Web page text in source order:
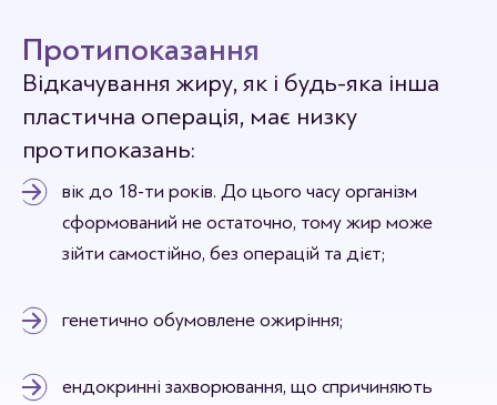
Протипоказання
Відкачування жиру, як і будь-яка інша
пластична операція, має низку
протипоказань:
вік до 18-ти років. До цього часу організм
сформований не остаточно, тому жир може
зійти самостійно, без операцій та дієт;
генетично обумовлене ожиріння;
ендокринні захворювання, що спричиняють